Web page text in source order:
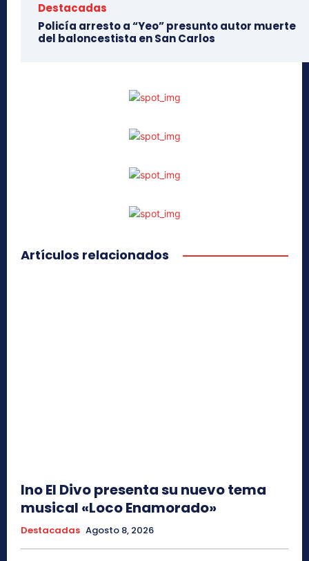
Destacadas
Policía arresto a “Yeo” presunto autor muerte
del baloncestista en San Carlos
Artículos relacionados
Ino El Divo presenta su nuevo tema
musical «Loco Enamorado»
Destacadas Agosto 8, 2026